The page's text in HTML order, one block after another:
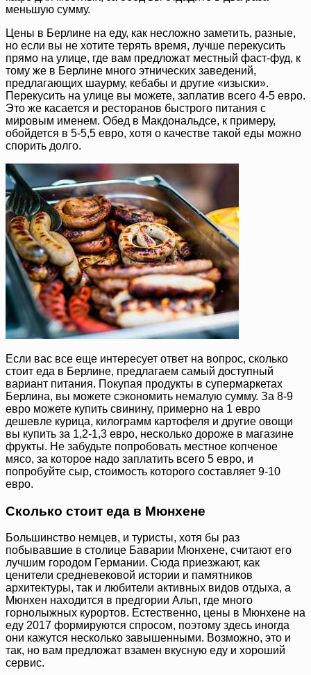
меньшую сумму.
Цены в Берлине на еду, как несложно заметить, разные,
но если вы не хотите терять время, лучше перекусить
прямо на улице, где вам предложат местный фаст-фуд, к
тому же в Берлине много этнических заведений,
предлагающих шаурму, кебабы и другие «изыски».
Перекусить на улице вы можете, заплатив всего 4-5 евро.
Это же касается и ресторанов быстрого питания с
мировым именем. Обед в Макдональдсе, к примеру,
обойдется в 5-5,5 евро, хотя о качестве такой еды можно
спорить долго.
Если вас все еще интересует ответ на вопрос, сколько
стоит еда в Берлине, предлагаем самый доступный
вариант питания. Покупая продукты в супермаркетах
Берлина, вы можете сэкономить немалую сумму. За 8-9
евро можете купить свинину, примерно на 1 евро
дешевле курица, килограмм картофеля и другие овощи
вы купить за 1,2-1,3 евро, несколько дороже в магазине
фрукты. Не забудьте попробовать местное копченое
мясо, за которое надо заплатить всего 5 евро, и
попробуйте сыр, стоимость которого составляет 9-10
евро.
Сколько стоит еда в Мюнхене
Большинство немцев, и туристы, хотя бы раз
побывавшие в столице Баварии Мюнхене, считают его
лучшим городом Германии. Сюда приезжают, как
ценители средневековой истории и памятников
архитектуры, так и любители активных видов отдыха, а
Мюнхен находится в предгории Альп, где много
горнолыжных курортов. Естественно, цены в Мюнхене на
еду 2017 формируются спросом, поэтому здесь иногда
они кажутся несколько завышенными. Возможно, это и
так, но вам предложат взамен вкусную еду и хороший
сервис.